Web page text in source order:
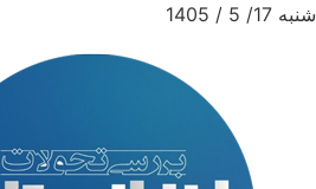
شنبه 17/ 5 / 1405